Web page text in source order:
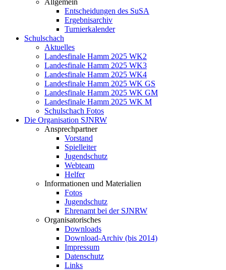
Allgemein
Entscheidungen des SuSA
Ergebnisarchiv
Turnierkalender
Schulschach
Aktuelles
Landesfinale Hamm 2025 WK2
Landesfinale Hamm 2025 WK3
Landesfinale Hamm 2025 WK4
Landesfinale Hamm 2025 WK GS
Landesfinale Hamm 2025 WK GM
Landesfinale Hamm 2025 WK M
Schulschach Fotos
Die Organisation SJNRW
Ansprechpartner
Vorstand
Spielleiter
Jugendschutz
Webteam
Helfer
Informationen und Materialien
Fotos
Jugendschutz
Ehrenamt bei der SJNRW
Organisatorisches
Downloads
Download-Archiv (bis 2014)
Impressum
Datenschutz
Links